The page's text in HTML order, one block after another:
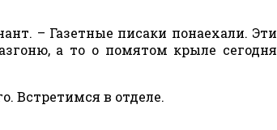
– Газетные писаки понаехали. Эти
а то о помятом крыле сегодня
Встретимся в отделе.